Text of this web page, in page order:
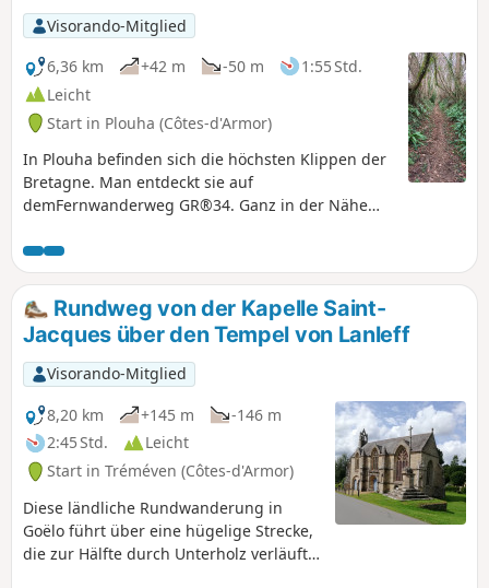
Visorando-Mitglied
6,36 km
+42 m -50 m
1:55 Std.
Leicht
Start in Plouha (Côtes-d'Armor)
In Plouha befinden sich die höchsten Klippen der
Bretagne. Man entdeckt sie auf
demFernwanderweg GR®34. Ganz in der Nähe
dieser kleine Rundweg auf seiner ersten Hälfte
über schöne, für das Goëlo typische Hohlwege
und durchquert dann einige Dörfer mit schönen
Steinhäusern. Auf der Strecke gibt es mehrere
Wegkreuze aus Granit.
Rundweg von der Kapelle Saint-
Jacques über den Tempel von Lanleff
Visorando-Mitglied
8,20 km
+145 m
-146 m
2:45 Std.
Leicht
Start in Tréméven (Côtes-d'Armor)
Diese ländliche Rundwanderung in
Goëlo führt über eine hügelige Strecke,
die zur Hälfte durch Unterholz verläuft,